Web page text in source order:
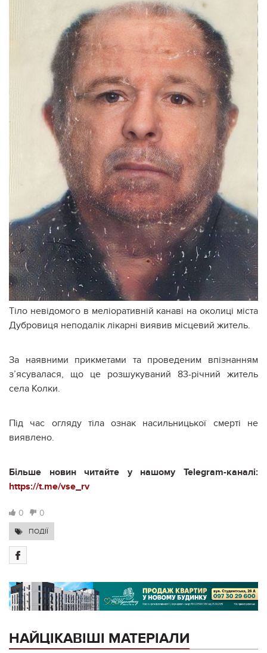
Тіло невідомого в меліоративній канаві на околиці міста
Дубровиця неподалік лікарні виявив місцевий житель.
За наявними прикметами та проведеним впізнанням
з’ясувалася, що це розшукуваний 83-річний житель
села Колки.
Під час огляду тіла ознак насильницької смерті не
виявлено.
Більше новин читайте у нашому Telegram-каналі:
https://t.me/vse_rv
0 0
ПОДІЇ
НАЙЦІКАВІШІ МАТЕРІАЛИ